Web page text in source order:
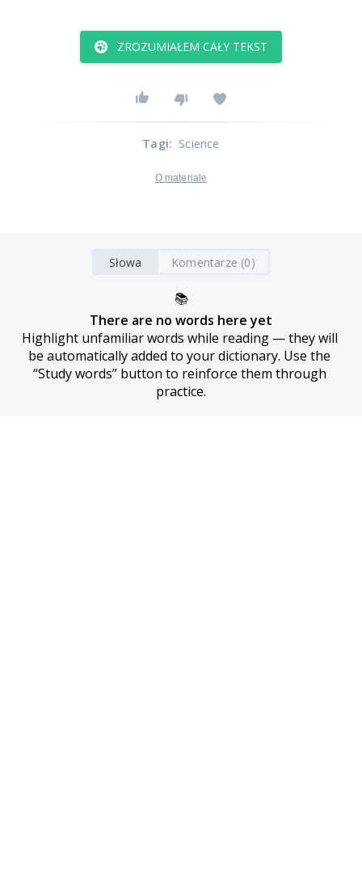
ZROZUMIAŁEM CAŁY TEKST
Tagi: Science
O materiale
Słowa Komentarze (0)
📚
There are no words here yet
Highlight unfamiliar words while reading — they will
be automatically added to your dictionary. Use the
“Study words” button to reinforce them through
practice.